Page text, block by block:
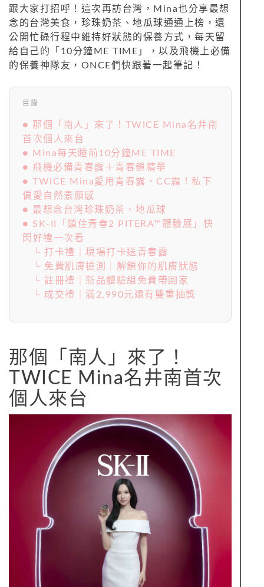
跟大家打招呼！這次再訪台灣，Mina也分享最想
念的台灣美食，珍珠奶茶、地瓜球通通上榜，還
公開忙碌行程中維持好狀態的保養方式，每天留
給自己的「10分鐘ME TIME」，以及飛機上必備
的保養神隊友，ONCE們快跟著一起筆記！
目錄
● 那個「南人」來了！TWICE Mina名井南
首次個人來台
● Mina每天睡前10分鐘ME TIME
● 飛機必備青春露＋青春鎖精華
● TWICE Mina愛用青春露、CC霜！私下
偏愛自然素顏感
● 最想念台灣珍珠奶茶、地瓜球
● SK-II「鎖住青春2 PITERA™體驗展」快
閃好禮一次看
└ 打卡禮｜現場打卡送青春露
└ 免費肌膚檢測｜解鎖你的肌膚狀態
└ 註冊禮｜新品體驗組免費帶回家
└ 成交禮｜滿2,990元還有雙重抽獎
那個「南人」來了！
TWICE Mina名井南首次
個人來台